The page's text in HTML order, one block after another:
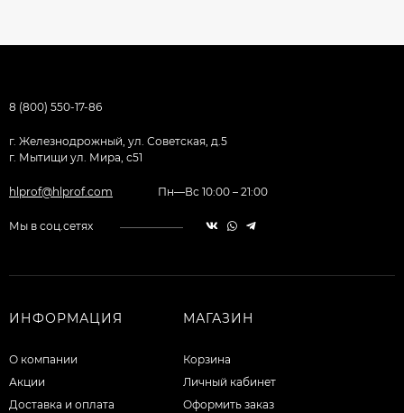
8 (800) 550-17-86
г. Железнодрожный, ул. Советская, д.5
г. Мытищи ул. Мира, с51
hlprof@hlprof.com Пн—Вс 10:00 – 21:00
Мы в соц.сетях
ИНФОРМАЦИЯ
О компании
Акции
Доставка и оплата
МАГАЗИН
Корзина
Личный кабинет
Оформить заказ